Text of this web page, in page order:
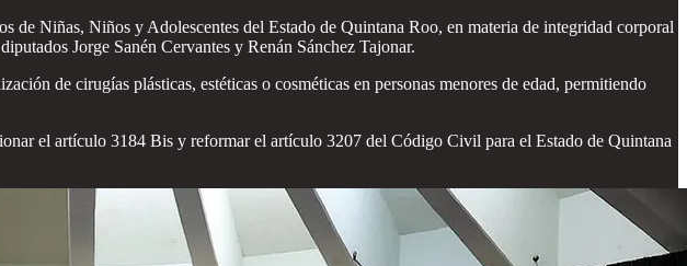
de Niñas, Niños y Adolescentes del Estado de Quintana Roo, en materia de integridad corporal
Jorge Sanén Cervantes y Renán Sánchez Tajonar.
de cirugías plásticas, estéticas o cosméticas en personas menores de edad, permitiendo
el artículo 3184 Bis y reformar el artículo 3207 del Código Civil para el Estado de Quintana